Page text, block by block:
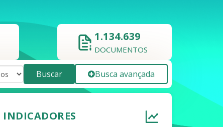
1.134.639
DOCUMENTOS
Buscar Busca avançada
INDICADORES